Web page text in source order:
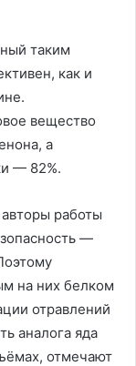
таким
как и
вещество
а
— 82%.
работы
—
на них белком
отравлений
аналога яда
отмечают